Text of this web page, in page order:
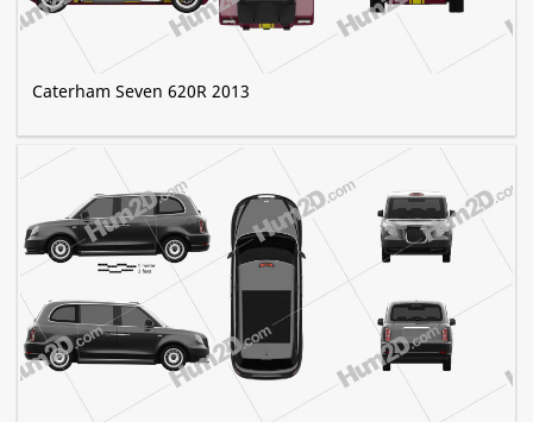
Caterham Seven 620R 2013